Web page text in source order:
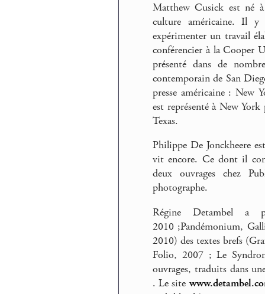
Matthew Cusick est né
culture américaine. Il
expérimenter un travail
conférencier à la Cooper
présenté dans de
contemporain de San
presse américaine : New
est représenté à New
Texas.
Philippe De Jonckheere
vit encore. Ce dont il
deux ouvrages chez
photographe.
Régine Detambel a
2010 ;Pandémonium,
2010) des textes brefs
Folio, 2007 ; Le
ouvrages, traduits dans
. Le site